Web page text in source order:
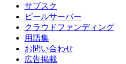
サブスク
ビールサーバー
クラウドファンディング
用語集
お問い合わせ
広告掲載